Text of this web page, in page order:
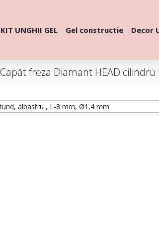
KIT UNGHII GEL Gel constructie Decor
Capăt freza Diamant HEAD